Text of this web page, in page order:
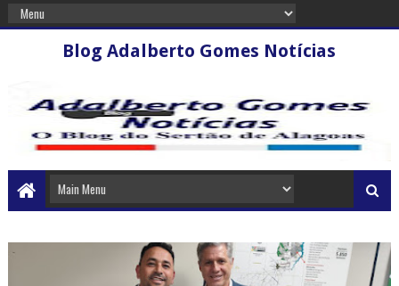
Blog Adalberto Gomes Notícias